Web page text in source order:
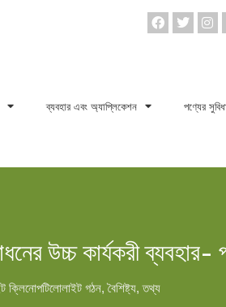
ব্যবহার এবং অ্যাপ্লিকেশন পণ্যের
উচ্চ কার্যকরী
ক্লিনোপটিলোলাইট গঠন, বৈশিষ্ট্য, তথ্য